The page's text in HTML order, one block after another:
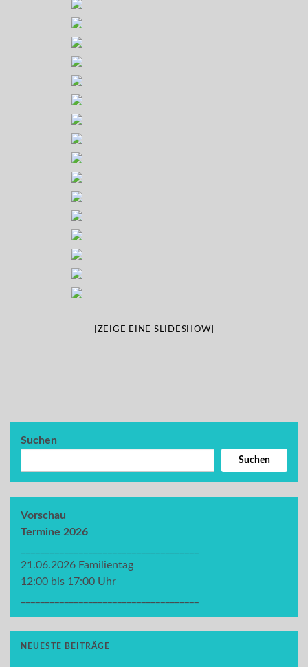
[ZEIGE EINE SLIDESHOW]
Suchen
Suchen
Vorschau
Termine 2026
21.06.2026 Familientag
12:00 bis 17:00 Uhr
NEUESTE BEITRÄGE